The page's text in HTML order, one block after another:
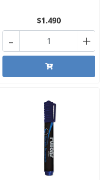
$1.490
+
-